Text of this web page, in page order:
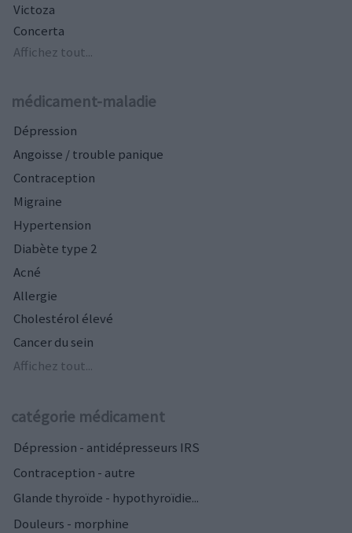
Victoza
Concerta
Affichez tout...
médicament-maladie
Dépression
Angoisse / trouble panique
Contraception
Migraine
Hypertension
Diabète type 2
Acné
Allergie
Cholestérol élevé
Cancer du sein
Affichez tout...
catégorie médicament
Dépression - antidépresseurs IRS
Contraception - autre
Glande thyroïde - hypothyroïdie...
Douleurs - morphine